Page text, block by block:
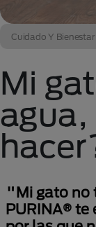
Cuidado Y Bienestar
Mi
"Mi gato no
PURINA® te